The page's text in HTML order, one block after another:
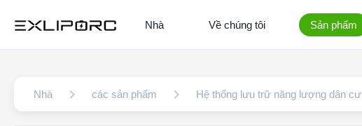
Nhà Về chúng tôi Sản phẩm
Nhà các sản phẩm Hệ thống lưu trữ năng lượng dân cư